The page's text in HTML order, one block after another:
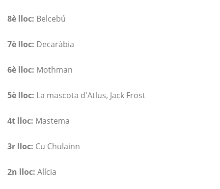
8è lloc: Belcebú
7è lloc: Decaràbia
6è lloc: Mothman
5è lloc: La mascota d'Atlus, Jack Frost
4t lloc: Mastema
3r lloc: Cu Chulainn
2n lloc: Alícia